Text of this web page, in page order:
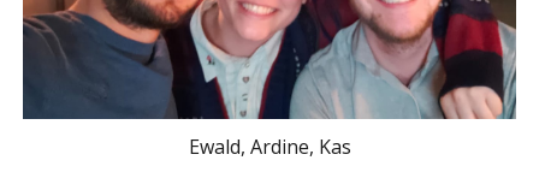
Ewald, Ardine, Kas